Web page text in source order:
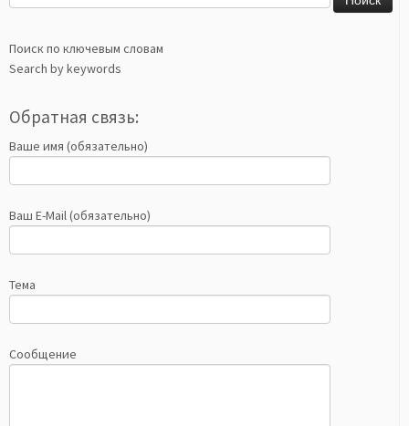
Поиск по ключевым словам
Search by keywords
Обратная связь:
Ваше имя (обязательно)
Ваш E-Mail (обязательно)
Тема
Сообщение